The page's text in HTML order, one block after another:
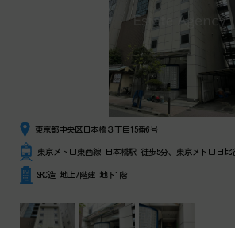
東京都中央区日本橋３丁目15番6号
東京メトロ東西線 日本橋駅 徒歩5分、東京メトロ日
SRC造 地上7階建 地下1階